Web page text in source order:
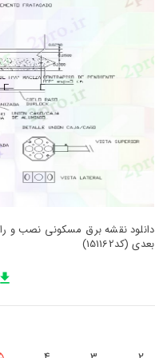
دانلود نقشه برق مسکونی نصب و
بعدی (کد151162)